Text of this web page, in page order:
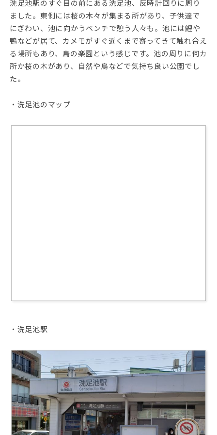
洗足池駅のすぐ目の前にある洗足池、反時計回りに周り
ました。東側には桜の木々が集まる所があり、子供達で
にぎわい、池に向かうベンチで憩う人々も。池には鯉や
鴨などが居て、カメモがすぐ近くまで寄ってきて触れ合え
る場所もあり、鳥の楽園という感じです。池の周りに何カ
所か桜の木があり、自然や鳥などで気持ち良い公園でし
た。
・洗足池のマップ
・洗足池駅